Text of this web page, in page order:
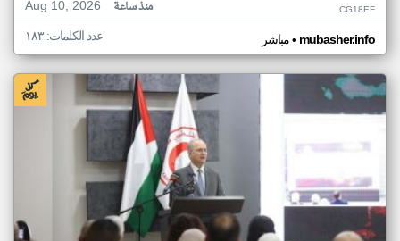
Aug 10, 2026
منذ ساعة CG18EF
مباشر• mubasher.info عدد الكلمات: ١٨٣